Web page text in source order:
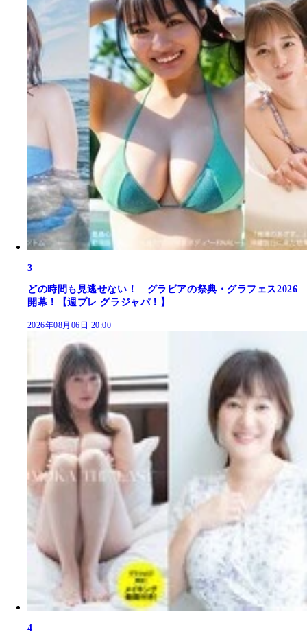
3
どの時間も見逃せない！ グラビアの祭典・グラフェス2026
開幕！【週プレ グラジャパ！】
2026年08月06日 20:00
4